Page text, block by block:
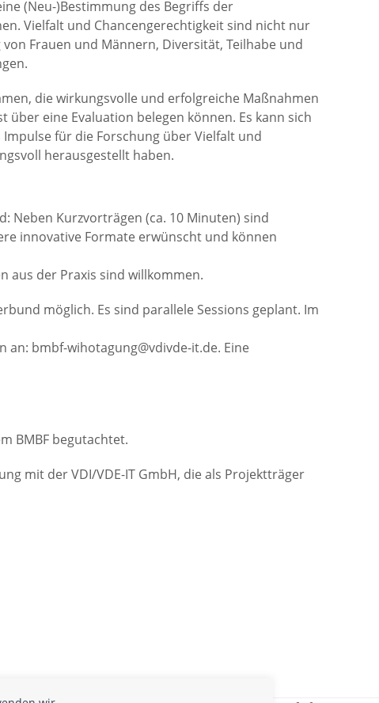
(Neu-)Bestimmung des Begriffs der
Vielfalt und Chancengerechtigkeit sind nicht nur
Frauen und Männern, Diversität, Teilhabe und
die wirkungsvolle und erfolgreiche Maßnahmen
eine Evaluation belegen können. Es kann sich
für die Forschung über Vielfalt und
herausgestellt haben.
Neben Kurzvorträgen (ca. 10 Minuten) sind
innovative Formate erwünscht und können
aus der Praxis sind willkommen.
möglich. Es sind parallele Sessions geplant. Im
an: bmbf-wihotagung@vdivde-it.de. Eine
BMBF begutachtet.
mit der VDI/VDE-IT GmbH, die als Projektträger